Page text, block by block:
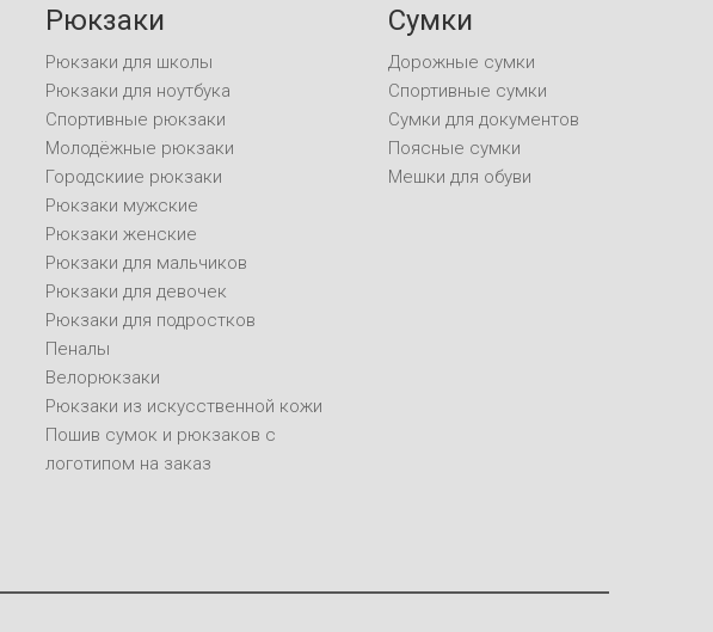
Рюкзаки
Рюкзаки для школы
Рюкзаки для ноутбука
Спортивные рюкзаки
Молодёжные рюкзаки
Городскиие рюкзаки
Рюкзаки мужские
Рюкзаки женские
Рюкзаки для мальчиков
Рюкзаки для девочек
Рюкзаки для подростков
Пеналы
Велорюкзаки
Рюкзаки из искусственной кожи
Пошив сумок и рюкзаков с
логотипом на заказ
Сумки
Дорожные сумки
Спортивные сумки
Сумки для документов
Поясные сумки
Мешки для обуви